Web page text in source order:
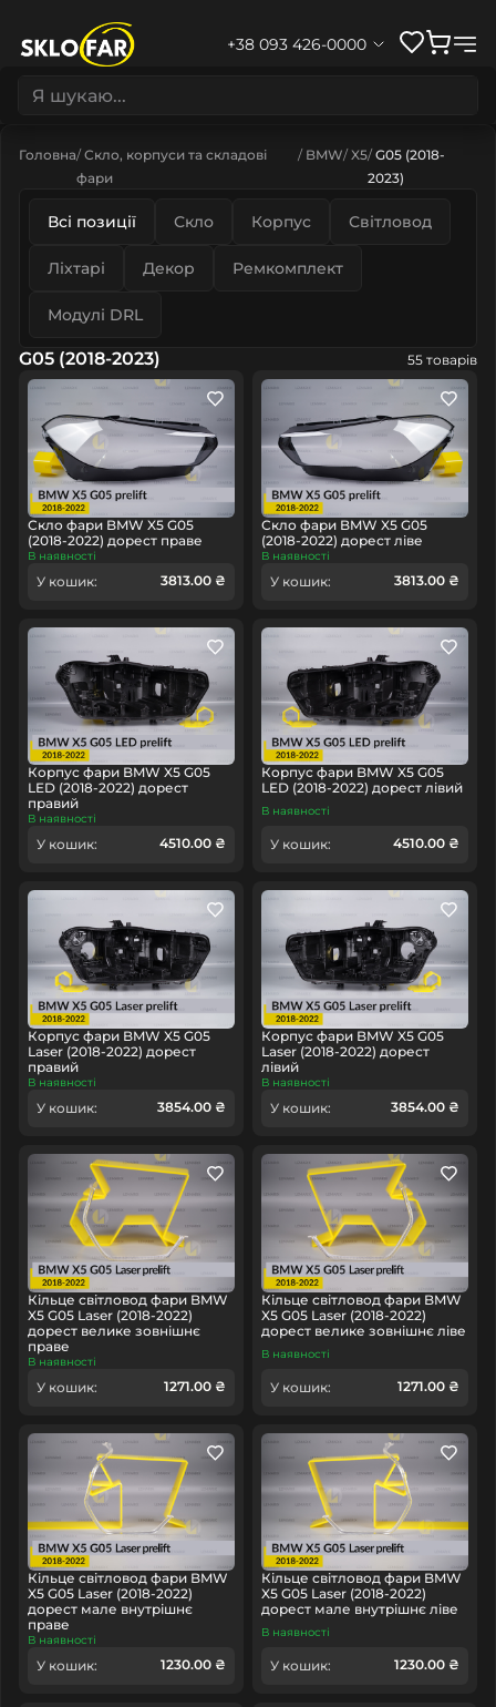
+38 093 426-0000
Головна Скло, корпуси та складові
фари
BMW X5 G05 (2018-
2023)
Всі позиції Скло Корпус Світловод
Ліхтарі Декор Ремкомплект
Модулі DRL
G05 (2018-2023) 55 товарів
Скло фари BMW X5 G05
(2018-2022) дорест праве
В наявності
У кошик: 3813.00 ₴
Скло фари BMW X5 G05
(2018-2022) дорест ліве
В наявності
У кошик: 3813.00 ₴
Корпус фари BMW X5 G05
LED (2018-2022) дорест
правий
В наявності
У кошик: 4510.00 ₴
Корпус фари BMW X5 G05
LED (2018-2022) дорест лівий
В наявності
У кошик: 4510.00 ₴
Корпус фари BMW X5 G05
Laser (2018-2022) дорест
правий
В наявності
У кошик: 3854.00 ₴
Корпус фари BMW X5 G05
Laser (2018-2022) дорест
лівий
В наявності
У кошик: 3854.00 ₴
Кільце світловод фари BMW
X5 G05 Laser (2018-2022)
дорест велике зовнішнє
праве
В наявності
У кошик: 1271.00 ₴
Кільце світловод фари BMW
X5 G05 Laser (2018-2022)
дорест велике зовнішнє ліве
В наявності
У кошик: 1271.00 ₴
Кільце світловод фари BMW
X5 G05 Laser (2018-2022)
дорест мале внутрішнє
праве
В наявності
У кошик: 1230.00 ₴
Кільце світловод фари BMW
X5 G05 Laser (2018-2022)
дорест мале внутрішнє ліве
В наявності
У кошик: 1230.00 ₴